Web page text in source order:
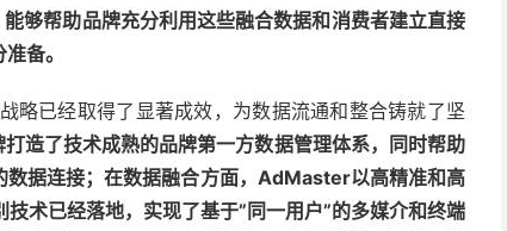
够帮助品牌充分利用这些融合数据和消费者建立直接
备。
略已经取得了显著成效，为数据流通和整合铸就了坚
造了技术成熟的品牌第一方数据管理体系，同时帮助
数据连接；在数据融合方面，AdMaster以高精准和高
术已经落地，实现了基于”同一用户”的多媒介和终端